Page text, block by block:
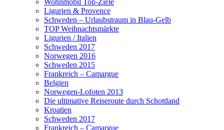
Ligurien & Provence
Schweden – Urlaubstraum in Blau-Gelb
TOP Weihnachtsmärkte
Ligurien / Italien
Schweden 2017
Norwegen 2016
Schweden 2015
Frankreich – Camargue
Belgien
Norwegen-Lofoten 2013
Die ultimative Reiseroute durch Schottland
Kroatien
Schweden 2017
Frankreich – Camargue